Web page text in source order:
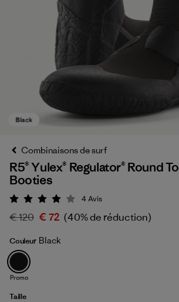
Black
Combinaisons de surf
R5® Yulex® Regulator® Round
Booties
Évaluation: 4 / 5
4Avis
€ 120 € 72 (40% de réduction)
Couleur Black
Promo
Taille